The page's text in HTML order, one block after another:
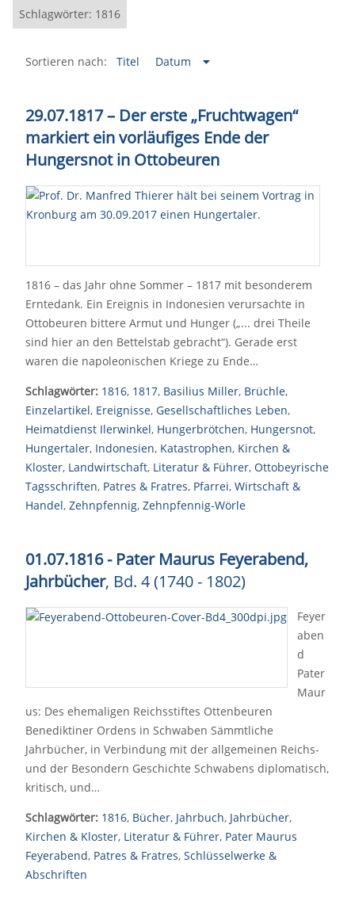
Schlagwörter: 1816
Sortieren nach: Titel Datum
29.07.1817 – Der erste „Fruchtwagen“
markiert ein vorläufiges Ende der
Hungersnot in Ottobeuren
1816 – das Jahr ohne Sommer – 1817 mit besonderem
Erntedank. Ein Ereignis in Indonesien verursachte in
Ottobeuren bittere Armut und Hunger („... drei Theile
sind hier an den Bettelstab gebracht“). Gerade erst
waren die napoleonischen Kriege zu Ende…
Schlagwörter: 1816, 1817, Basilius Miller, Brüchle,
Einzelartikel, Ereignisse, Gesellschaftliches Leben,
Heimatdienst Ilerwinkel, Hungerbrötchen, Hungersnot,
Hungertaler, Indonesien, Katastrophen, Kirchen &
Kloster, Landwirtschaft, Literatur & Führer, Ottobeyrische
Tagsschriften, Patres & Fratres, Pfarrei, Wirtschaft &
Handel, Zehnpfennig, Zehnpfennig-Wörle
01.07.1816 - Pater Maurus Feyerabend,
Jahrbücher, Bd. 4 (1740 - 1802)
Feyer
aben
d
Pater
Maur
us: Des ehemaligen Reichsstiftes Ottenbeuren
Benediktiner Ordens in Schwaben Sämmtliche
Jahrbücher, in Verbindung mit der allgemeinen Reichs-
und der Besondern Geschichte Schwabens diplomatisch,
kritisch, und…
Schlagwörter: 1816, Bücher, Jahrbuch, Jahrbücher,
Kirchen & Kloster, Literatur & Führer, Pater Maurus
Feyerabend, Patres & Fratres, Schlüsselwerke &
Abschriften